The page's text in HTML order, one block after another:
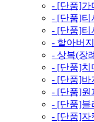
- [단품]가
- [단품]티
- [단품]티
- 할아버
- 상복(장
- [단품]치
- [단품]바
- [단품]원
- [단품]블
- [단품]자